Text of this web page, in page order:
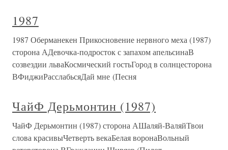
1987
1987 Оберманекен Прикосновение нервного меха (1987)
сторона АДевочка-подросток с запахом апельсинаВ
созвездии льваКосмический гостьГород в солнцесторона
ВФиджиРасслабьсяДай мне (Песня
ЧайФ Дерьмонтин (1987)
ЧайФ Дерьмонтин (1987) сторона АШаляй-ВаляйТвои
слова красивыЧетверть векаБелая воронаВольный